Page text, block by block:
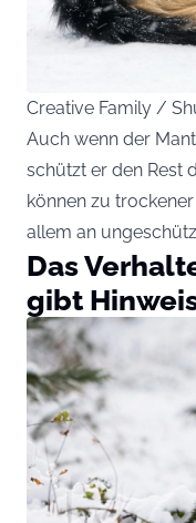
Creative Family /
Auch wenn der
schützt er den Rest
können zu
allem an
Das
gibt